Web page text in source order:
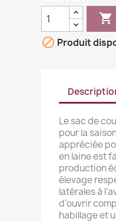

 Produit
Le sac de
pour la
appréciée
en laine est
production
élevage
latérales à
d’ouvrir
habillage et